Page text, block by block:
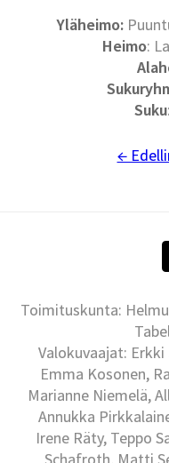
Yläheimo:
Heimo:
Suku:
←
Toimituskunta:
Valokuvaajat:
Emma Kosonen,
Marianne Niemelä,
Annukka
Irene Räty, Teppo